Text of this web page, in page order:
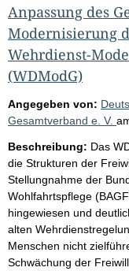
Anpassung des
Modernisierung
Wehrdienst-
(WDModG)
Angegeben von:
Gesamtverband e. V.
Beschreibung: Das
die Strukturen der
Stellungnahme der
Wohlfahrtspflege
hingewiesen und
alten
Menschen nicht
Schwächung der